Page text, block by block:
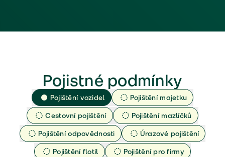
Pojistné podmínky
Pojištění vozidel
Pojištění majetku
Cestovní pojištění
Pojištění mazlíčků
Pojištění odpovědnosti
Úrazové pojištění
Pojištění flotil
Pojištění pro firmy